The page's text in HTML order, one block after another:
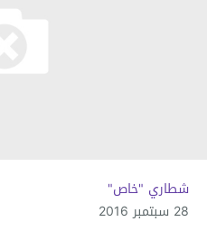
شطاري "خاص"
28 سبتمبر 2016